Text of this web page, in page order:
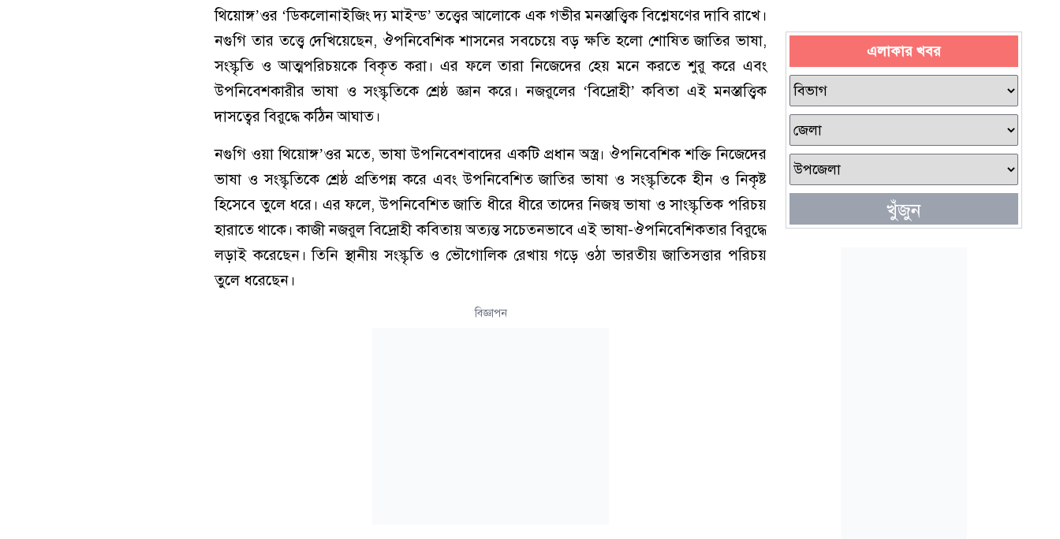
থিয়োঙ্গ’ওর ‘ডিকলোনাইজিং দ্য মাইন্ড’ তত্ত্বের আলোকে এক গভীর মনস্তাত্ত্বিক বিশ্লেষণের দাবি রাখে।
নগুগি তার তত্ত্বে দেখিয়েছেন, ঔপনিবেশিক শাসনের সবচেয়ে বড় ক্ষতি হলো শোষিত জাতির ভাষা,
সংস্কৃতি ও আত্মপরিচয়কে বিকৃত করা। এর ফলে তারা নিজেদের হেয় মনে করতে শুরু করে এবং
উপনিবেশকারীর ভাষা ও সংস্কৃতিকে শ্রেষ্ঠ জ্ঞান করে। নজরুলের ‘বিদ্রোহী’ কবিতা এই মনস্তাত্ত্বিক
দাসত্বের বিরুদ্ধে কঠিন আঘাত।
নগুগি ওয়া থিয়োঙ্গ’ওর মতে, ভাষা উপনিবেশবাদের একটি প্রধান অস্ত্র। ঔপনিবেশিক শক্তি নিজেদের
ভাষা ও সংস্কৃতিকে শ্রেষ্ঠ প্রতিপন্ন করে এবং উপনিবেশিত জাতির ভাষা ও সংস্কৃতিকে হীন ও নিকৃষ্ট
হিসেবে তুলে ধরে। এর ফলে, উপনিবেশিত জাতি ধীরে ধীরে তাদের নিজস্ব ভাষা ও সাংস্কৃতিক পরিচয়
হারাতে থাকে। কাজী নজরুল বিদ্রোহী কবিতায় অত্যন্ত সচেতনভাবে এই ভাষা-ঔপনিবেশিকতার বিরুদ্ধে
লড়াই করেছেন। তিনি স্থানীয় সংস্কৃতি ও ভৌগোলিক রেখায় গড়ে ওঠা ভারতীয় জাতিসত্তার পরিচয়
তুলে ধরেছেন।
বিজ্ঞাপন
এলাকার খবর
খুঁজুন